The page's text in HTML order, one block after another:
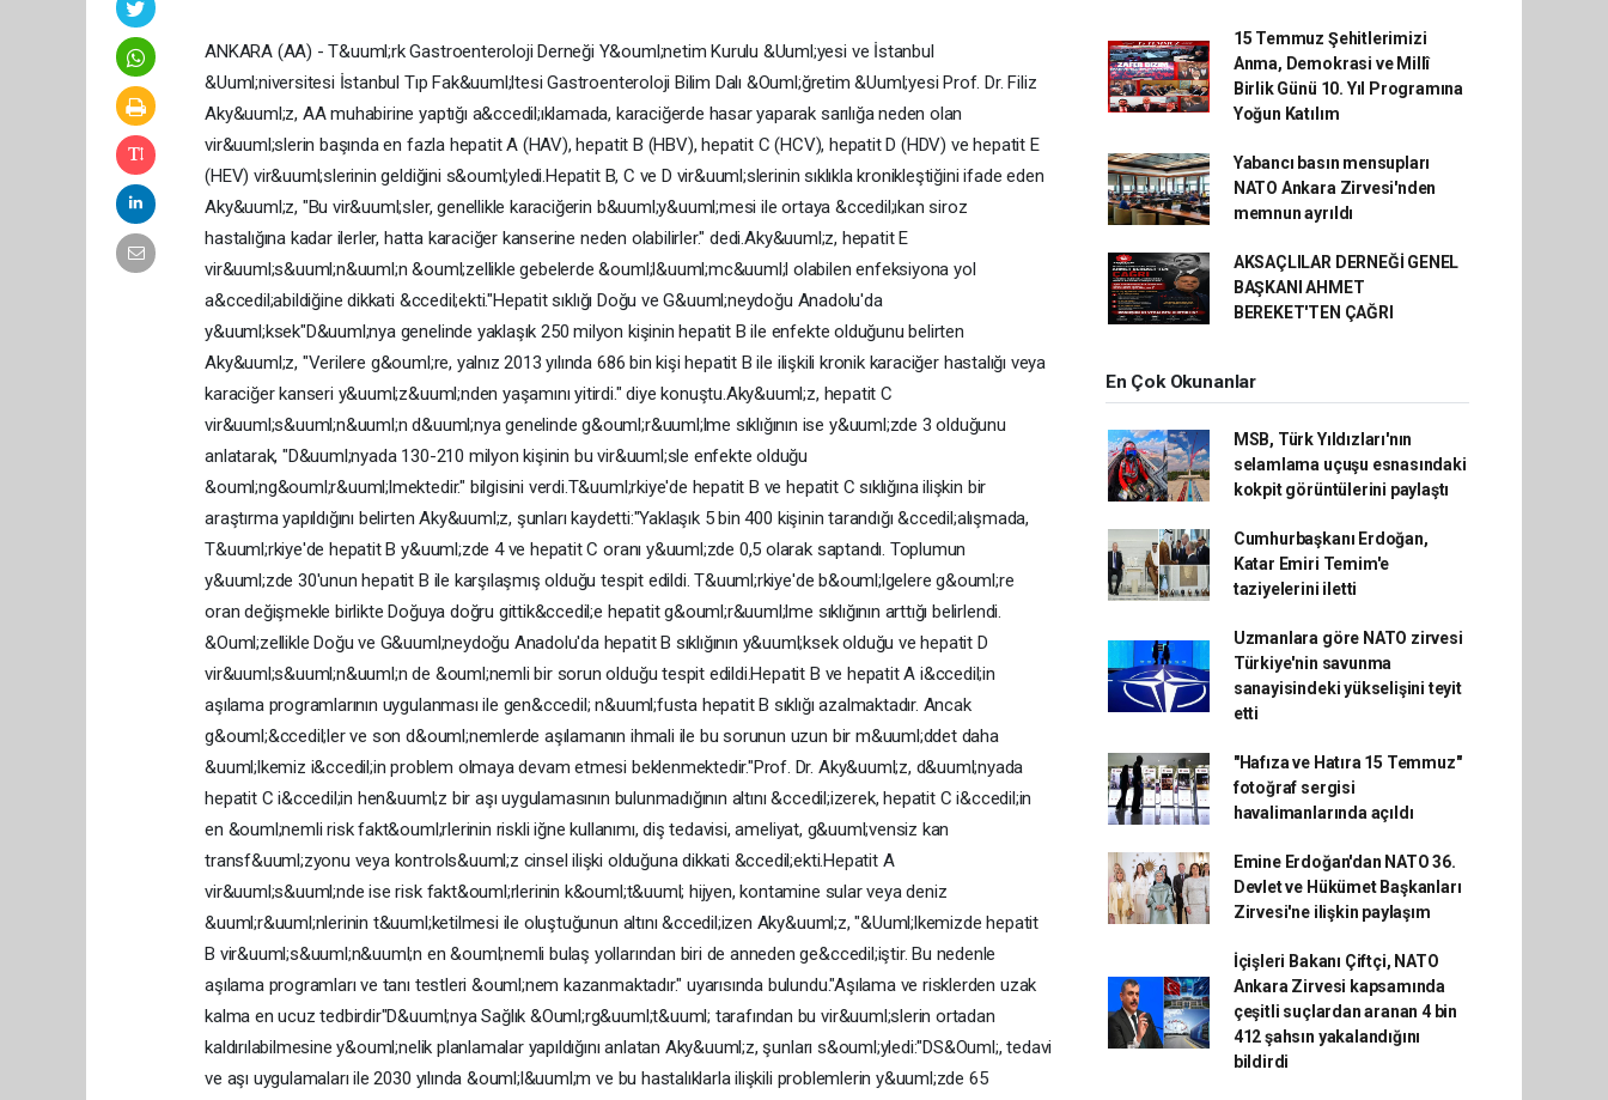
ANKARA (AA) - T&uuml;rk Gastroenteroloji Derneği Y&ouml;netim Kurulu &Uuml;yesi ve İstanbul
&Uuml;niversitesi İstanbul Tıp Fak&uuml;ltesi Gastroenteroloji Bilim Dalı &Ouml;ğretim &Uuml;yesi Prof. Dr. Filiz
Aky&uuml;z, AA muhabirine yaptığı a&ccedil;ıklamada, karaciğerde hasar yaparak sarılığa neden olan
vir&uuml;slerin başında en fazla hepatit A (HAV), hepatit B (HBV), hepatit C (HCV), hepatit D (HDV) ve hepatit E
(HEV) vir&uuml;slerinin geldiğini s&ouml;yledi.Hepatit B, C ve D vir&uuml;slerinin sıklıkla kronikleştiğini ifade eden
Aky&uuml;z, "Bu vir&uuml;sler, genellikle karaciğerin b&uuml;y&uuml;mesi ile ortaya &ccedil;ıkan siroz
hastalığına kadar ilerler, hatta karaciğer kanserine neden olabilirler." dedi.Aky&uuml;z, hepatit E
vir&uuml;s&uuml;n&uuml;n &ouml;zellikle gebelerde &ouml;l&uuml;mc&uuml;l olabilen enfeksiyona yol
a&ccedil;abildiğine dikkati &ccedil;ekti."Hepatit sıklığı Doğu ve G&uuml;neydoğu Anadolu'da
y&uuml;ksek"D&uuml;nya genelinde yaklaşık 250 milyon kişinin hepatit B ile enfekte olduğunu belirten
Aky&uuml;z, "Verilere g&ouml;re, yalnız 2013 yılında 686 bin kişi hepatit B ile ilişkili kronik karaciğer hastalığı veya
karaciğer kanseri y&uuml;z&uuml;nden yaşamını yitirdi." diye konuştu.Aky&uuml;z, hepatit C
vir&uuml;s&uuml;n&uuml;n d&uuml;nya genelinde g&ouml;r&uuml;lme sıklığının ise y&uuml;zde 3 olduğunu
anlatarak, "D&uuml;nyada 130-210 milyon kişinin bu vir&uuml;sle enfekte olduğu
&ouml;ng&ouml;r&uuml;lmektedir." bilgisini verdi.T&uuml;rkiye'de hepatit B ve hepatit C sıklığına ilişkin bir
araştırma yapıldığını belirten Aky&uuml;z, şunları kaydetti:"Yaklaşık 5 bin 400 kişinin tarandığı &ccedil;alışmada,
T&uuml;rkiye'de hepatit B y&uuml;zde 4 ve hepatit C oranı y&uuml;zde 0,5 olarak saptandı. Toplumun
y&uuml;zde 30'unun hepatit B ile karşılaşmış olduğu tespit edildi. T&uuml;rkiye'de b&ouml;lgelere g&ouml;re
oran değişmekle birlikte Doğuya doğru gittik&ccedil;e hepatit g&ouml;r&uuml;lme sıklığının arttığı belirlendi.
&Ouml;zellikle Doğu ve G&uuml;neydoğu Anadolu'da hepatit B sıklığının y&uuml;ksek olduğu ve hepatit D
vir&uuml;s&uuml;n&uuml;n de &ouml;nemli bir sorun olduğu tespit edildi.Hepatit B ve hepatit A i&ccedil;in
aşılama programlarının uygulanması ile gen&ccedil; n&uuml;fusta hepatit B sıklığı azalmaktadır. Ancak
g&ouml;&ccedil;ler ve son d&ouml;nemlerde aşılamanın ihmali ile bu sorunun uzun bir m&uuml;ddet daha
&uuml;lkemiz i&ccedil;in problem olmaya devam etmesi beklenmektedir."Prof. Dr. Aky&uuml;z, d&uuml;nyada
hepatit C i&ccedil;in hen&uuml;z bir aşı uygulamasının bulunmadığının altını &ccedil;izerek, hepatit C i&ccedil;in
en &ouml;nemli risk fakt&ouml;rlerinin riskli iğne kullanımı, diş tedavisi, ameliyat, g&uuml;vensiz kan
transf&uuml;zyonu veya kontrols&uuml;z cinsel ilişki olduğuna dikkati &ccedil;ekti.Hepatit A
vir&uuml;s&uuml;nde ise risk fakt&ouml;rlerinin k&ouml;t&uuml; hijyen, kontamine sular veya deniz
&uuml;r&uuml;nlerinin t&uuml;ketilmesi ile oluştuğunun altını &ccedil;izen Aky&uuml;z, "&Uuml;lkemizde hepatit
B vir&uuml;s&uuml;n&uuml;n en &ouml;nemli bulaş yollarından biri de anneden ge&ccedil;iştir. Bu nedenle
aşılama programları ve tanı testleri &ouml;nem kazanmaktadır." uyarısında bulundu."Aşılama ve risklerden uzak
kalma en ucuz tedbirdir"D&uuml;nya Sağlık &Ouml;rg&uuml;t&uuml; tarafından bu vir&uuml;slerin ortadan
kaldırılabilmesine y&ouml;nelik planlamalar yapıldığını anlatan Aky&uuml;z, şunları s&ouml;yledi:"DS&Ouml;, tedavi
ve aşı uygulamaları ile 2030 yılında &ouml;l&uuml;m ve bu hastalıklarla ilişkili problemlerin y&uuml;zde 65
15 Temmuz Şehitlerimizi
Anma, Demokrasi ve Millî
Birlik Günü 10. Yıl Programına
Yoğun Katılım
Yabancı basın mensupları
NATO Ankara Zirvesi'nden
memnun ayrıldı
AKSAÇLILAR DERNEĞİ GENEL
BAŞKANI AHMET
BEREKET'TEN ÇAĞRI
En Çok Okunanlar
MSB, Türk Yıldızları'nın
selamlama uçuşu esnasındaki
kokpit görüntülerini paylaştı
Cumhurbaşkanı Erdoğan,
Katar Emiri Temim'e
taziyelerini iletti
Uzmanlara göre NATO zirvesi
Türkiye'nin savunma
sanayisindeki yükselişini teyit
etti
"Hafıza ve Hatıra 15 Temmuz"
fotoğraf sergisi
havalimanlarında açıldı
Emine Erdoğan'dan NATO 36.
Devlet ve Hükümet Başkanları
Zirvesi'ne ilişkin paylaşım
İçişleri Bakanı Çiftçi, NATO
Ankara Zirvesi kapsamında
çeşitli suçlardan aranan 4 bin
412 şahsın yakalandığını
bildirdi